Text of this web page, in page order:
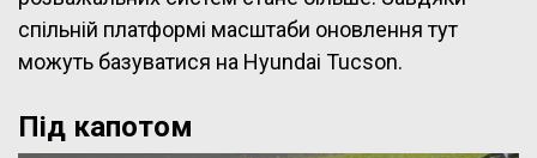
спільній платформі масштаби оновлення тут
можуть базуватися на Hyundai Tucson.
Під капотом